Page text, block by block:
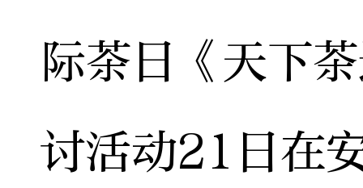
际茶日《天下
讨活动21日在